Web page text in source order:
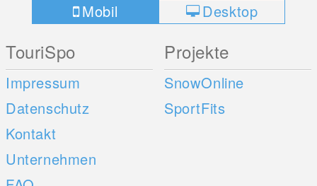
Mobil Desktop
TouriSpo
Impressum
Datenschutz
Kontakt
Unternehmen
Projekte
SnowOnline
SportFits